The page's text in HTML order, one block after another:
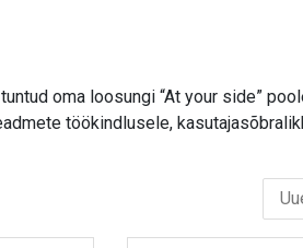
oma loosungi “At your side”
töökindlusele,